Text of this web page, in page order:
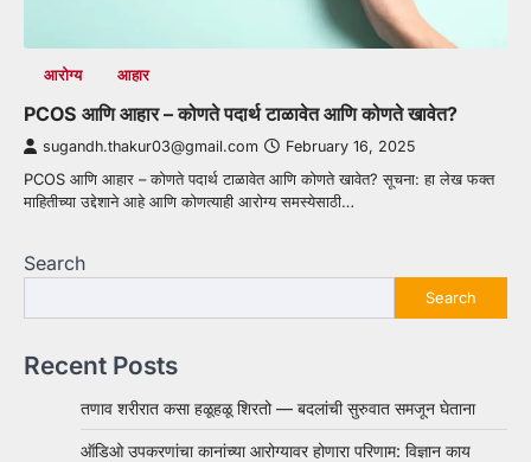
आरोग्य आहार
PCOS आणि आहार – कोणते पदार्थ टाळावेत आणि कोणते खावेत?
sugandh.thakur03@gmail.com February 16, 2025
PCOS आणि आहार – कोणते पदार्थ टाळावेत आणि कोणते खावेत? सूचना: हा लेख फक्त
माहितीच्या उद्देशाने आहे आणि कोणत्याही आरोग्य समस्येसाठी…
Search
Search
Recent Posts
तणाव शरीरात कसा हळूहळू शिरतो — बदलांची सुरुवात समजून घेताना
ऑडिओ उपकरणांचा कानांच्या आरोग्यावर होणारा परिणाम: विज्ञान काय